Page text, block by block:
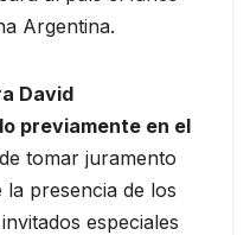
Argentina.
David
previamente en el
tomar juramento
presencia de los
especiales